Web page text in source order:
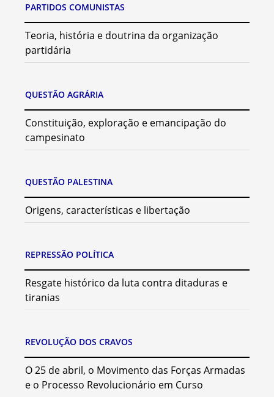
PARTIDOS COMUNISTAS
Teoria, história e doutrina da organização
partidária
QUESTÃO AGRÁRIA
Constituição, exploração e emancipação do
campesinato
QUESTÃO PALESTINA
Origens, características e libertação
REPRESSÃO POLÍTICA
Resgate histórico da luta contra ditaduras e
tiranias
REVOLUÇÃO DOS CRAVOS
O 25 de abril, o Movimento das Forças Armadas
e o Processo Revolucionário em Curso